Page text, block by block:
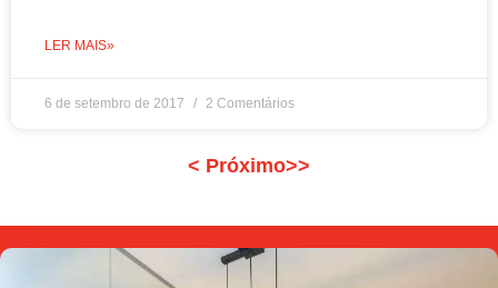
LER MAIS»
6 de setembro de 2017 2 Comentários
< Próximo>>